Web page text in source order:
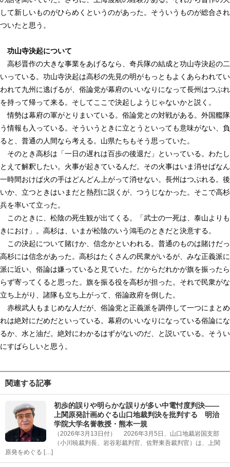
して新しいものがひらめくというのがあった。そういうものが総合さ
ついたと思う。
功山寺決起について
高杉晋作の大きな事業をあげるなら、奇兵隊の結成と功山寺決起の
いっている。功山寺決起は高杉の先見の明がもっともよくあらわれて
われて九州に逃げるが、俗論党が幕府のいいなりになって長州はつぶ
を持って帰って来る。そしてここで決起しようじゃないかと説く。
情勢は幕府の軍がとりまいている。俗論党との対戦がある。外国艦
う情報も入っている。そういうときに立とうといっても意味がない、
ると、普通の人間なら考える。山県たちもそう思っていた。
そのとき高杉は「一日の遅れは百歩の後退だ」といっている。わた
とえて解釈したい。火事が起きているんだ。その火事はいま消せばな
一時間おけば火の手はどんどん上がって消せない。長州はつぶれる。
いか、立つときはいまだと熱烈に説くが、つうじなかった。そこで高
兵を率いて立った。
このときに、松陰の死生観が出てくる。「武士の一死は、泰山より
きにおけ」。高杉は、いまが松陰のいう鴻毛のときだと決意する。
この決起について賭けか、信念かといわれる。普通のものは賭けだ
高杉には信念があった。高杉はたくさんの民衆がいるが、みな正義派
派に近い、俗論は嫌っていると見ていた。だからだれかが旗を振った
らず寄ってくると思った。旗を振る役を高杉が担った。それで民衆が
立ち上がり、諸隊も立ち上がって、俗論政府を倒した。
赤根武人もまじめな人だが、俗論党と正義派を調停して一つにまと
れは絶対にだめだといっている。幕府のいいなりになっている俗論に
るか、水と油だ。絶対にわかるはずがないのだ、と説いている。そう
にすばらしいと思う。
関連する記事
初歩的誤りや明らかな誤りが多い中電忖度判決――
上関原発計画めぐる山口地裁判決を批判する 明治
学院大学名誉教授・熊本一規
（2026年3月13日付） 2026年3月5日、山口地裁岩国支部
（小川暁裁判長、岩谷彩裁判官、佐野東吾裁判官）は、上関
原発をめぐる […]